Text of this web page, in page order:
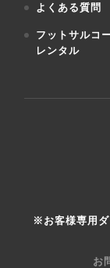
よくある質問
フットサルコ
レンタル
※お客様専用ダ
お